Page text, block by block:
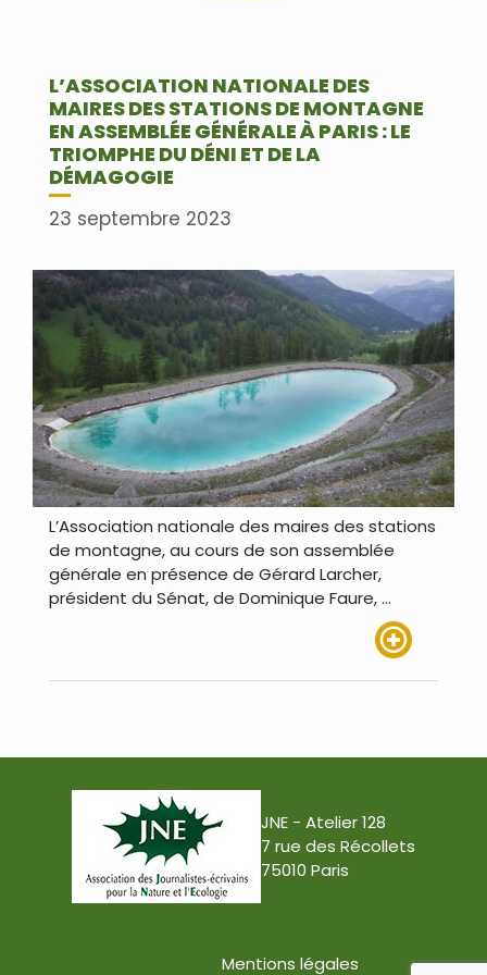
L’ASSOCIATION NATIONALE DES
MAIRES DES STATIONS DE MONTAGNE
EN ASSEMBLÉE GÉNÉRALE À PARIS : LE
TRIOMPHE DU DÉNI ET DE LA
DÉMAGOGIE
23 septembre 2023
L’Association nationale des maires des stations
de montagne, au cours de son assemblée
générale en présence de Gérard Larcher,
président du Sénat, de Dominique Faure, …
JNE - Atelier 128
7 rue des Récollets
75010 Paris
Mentions légales